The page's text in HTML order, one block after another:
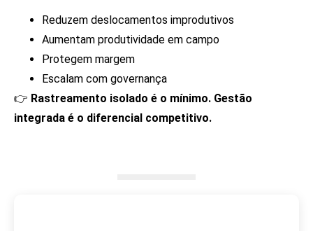
Reduzem deslocamentos improdutivos
Aumentam produtividade em campo
Protegem margem
Escalam com governança
👉 Rastreamento isolado é o mínimo. Gestão
integrada é o diferencial competitivo.